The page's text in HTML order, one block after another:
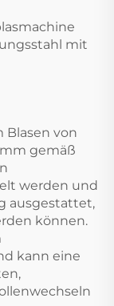
mit
Blasen von
gemäß
werden und
ausgestattet,
können.
kann eine